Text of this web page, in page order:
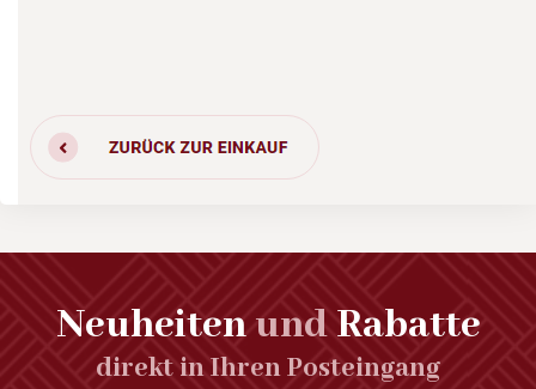
NeuheitenundRabatte
direkt in Ihren Posteingang